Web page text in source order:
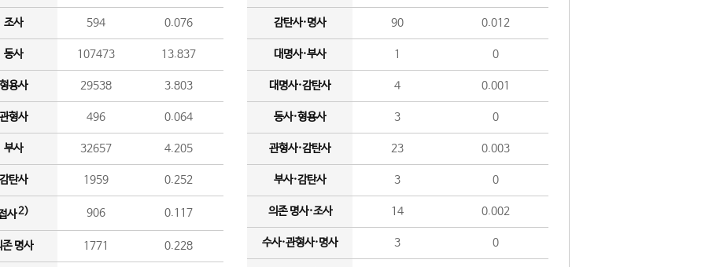
조사 594 0.076
동사 107473 13.837
용사 29538 3.803
형사 496 0.064
부사 32657 4.205
탄사 1959 0.252
사2) 906 0.117
존 명사 1771 0.228
감탄사·명사 90 0.012
대명사·부사 1 0
대명사·감탄사 4 0.001
동사·형용사 3 0
관형사·감탄사 23 0.003
부사·감탄사 3 0
의존 명사·조사 14 0.002
수사·관형사·명사 3 0